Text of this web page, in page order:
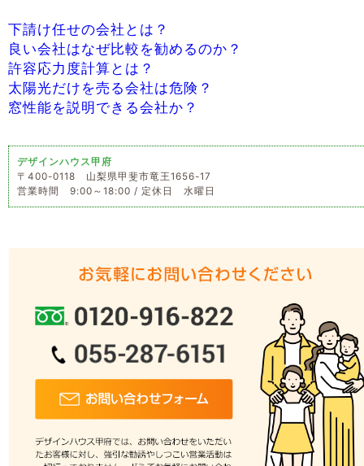
下請け任せの会社とは？
良い会社はなぜ比較を勧めるのか？
許容応力度計算とは？
太陽光だけを売る会社は危険？
窓性能を説明できる会社か？
デザインハウス甲府
〒400-0118 山梨県甲斐市竜王1656-17
営業時間 9:00～18:00 / 定休日 水曜日